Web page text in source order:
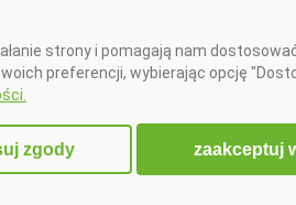
do wpłat złotówkowych:
2750 0000 0001 5673 5994 (Santander)
1090 2750 0000 0001 6407 3181 (Santander)
strony i pomagają nam
preferencji, wybierając opcję
zgody zaakceptuj